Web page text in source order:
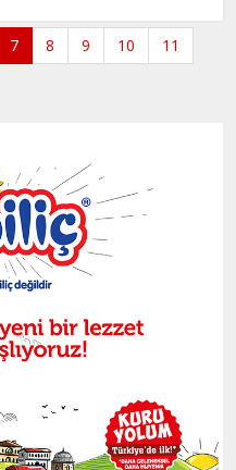
7 8 9 10
11